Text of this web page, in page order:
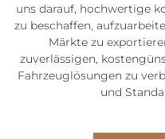
uns darauf, hochwertige
zu beschaffen,
Märkte zu
zuverlässigen,
Fahrzeuglösungen zu
und